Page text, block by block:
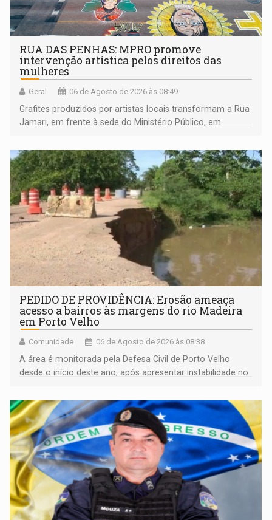
RUA DAS PENHAS: MPRO promove
intervenção artística pelos direitos das
mulheres
Geral 06 de Agosto de 2026 às 08:49
Grafites produzidos por artistas locais transformam a Rua
Jamari, em frente à sede do Ministério Público, em
da Penha e o enfrentamento à violência
PEDIDO DE PROVIDÊNCIA: Erosão ameaça
acesso a bairros às margens do rio Madeira
em Porto Velho
Comunidade 06 de Agosto de 2026 às 08:38
A área é monitorada pela Defesa Civil de Porto Velho
desde o início deste ano, após apresentar instabilidade no